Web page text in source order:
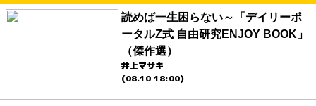
読めば一生困らない～「デイリーポ
ータルZ式 自由研究ENJOY BOOK」
（傑作選）
井上マサキ
(08.10 18:00)